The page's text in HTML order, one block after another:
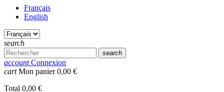
Français
English
search
search
account Connexion
cart Mon panier0,00 €
Total 0,00 €